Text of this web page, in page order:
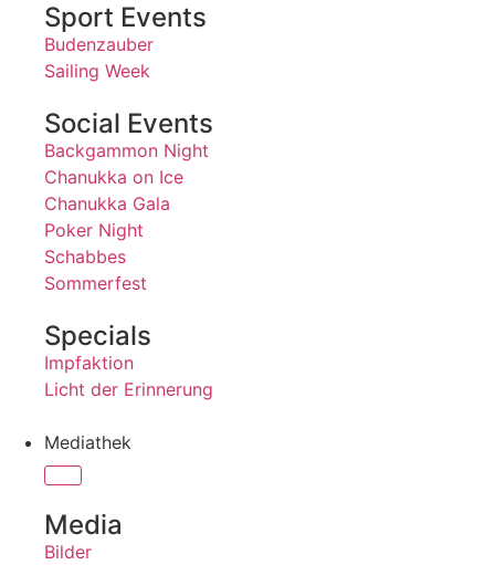
Sport Events
Budenzauber
Sailing Week
Social Events
Backgammon Night
Chanukka on Ice
Chanukka Gala
Poker Night
Schabbes
Sommerfest
Specials
Impfaktion
Licht der Erinnerung
Mediathek
Media
Bilder